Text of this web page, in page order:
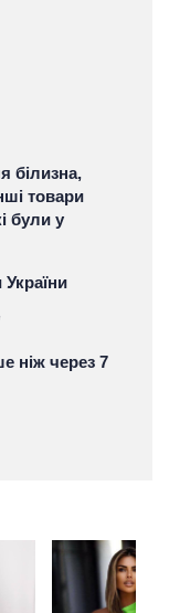
білизна,
товари
були у
ніж через 7